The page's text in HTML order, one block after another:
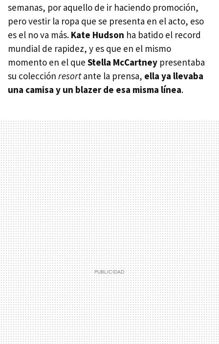
semanas, por aquello de ir haciendo promoción,
pero vestir la ropa que se presenta en el acto, eso
es el no va más. Kate Hudson ha batido el record
mundial de rapidez, y es que en el mismo
momento en el que Stella McCartney presentaba
su colección resortante la prensa, ella ya llevaba
una camisa y un blazer de esa misma línea.